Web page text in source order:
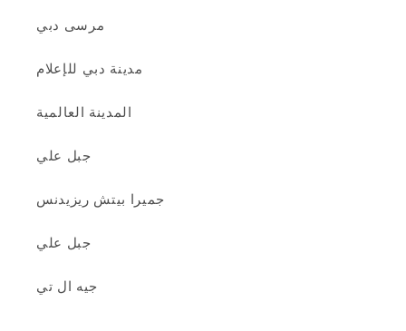
مرسى دبي
مدينة دبي للإعلام
المدينة العالمية
جبل علي
جميرا بيتش ريزيدنس
جبل علي
جيه ال تي